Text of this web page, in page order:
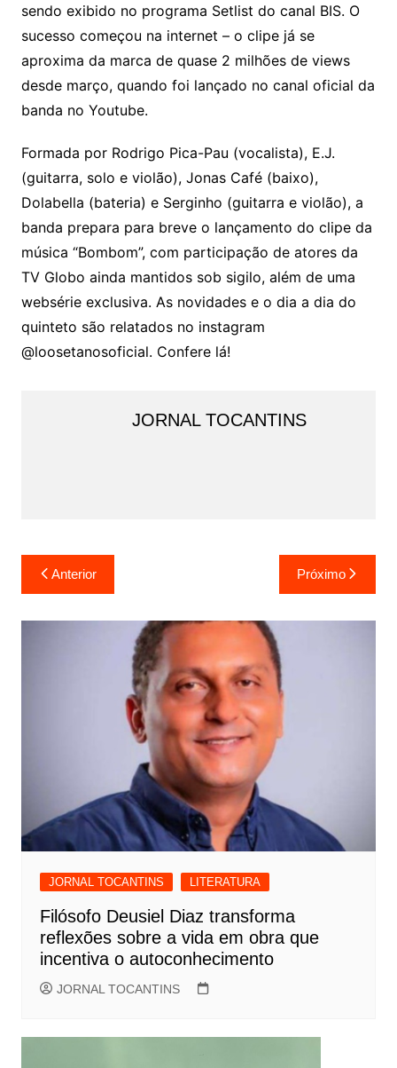
sendo exibido no programa Setlist do canal BIS. O
sucesso começou na internet – o clipe já se
aproxima da marca de quase 2 milhões de views
desde março, quando foi lançado no canal oficial da
banda no Youtube.
Formada por Rodrigo Pica-Pau (vocalista), E.J.
(guitarra, solo e violão), Jonas Café (baixo),
Dolabella (bateria) e Serginho (guitarra e violão), a
banda prepara para breve o lançamento do clipe da
música “Bombom”, com participação de atores da
TV Globo ainda mantidos sob sigilo, além de uma
websérie exclusiva. As novidades e o dia a dia do
quinteto são relatados no instagram
@loosetanosoficial. Confere lá!
JORNAL TOCANTINS
Navegação
de
Post
Anterior Próximo
JORNAL TOCANTINS LITERATURA
Filósofo Deusiel Diaz transforma
reflexões sobre a vida em obra que
incentiva o autoconhecimento
JORNAL TOCANTINS